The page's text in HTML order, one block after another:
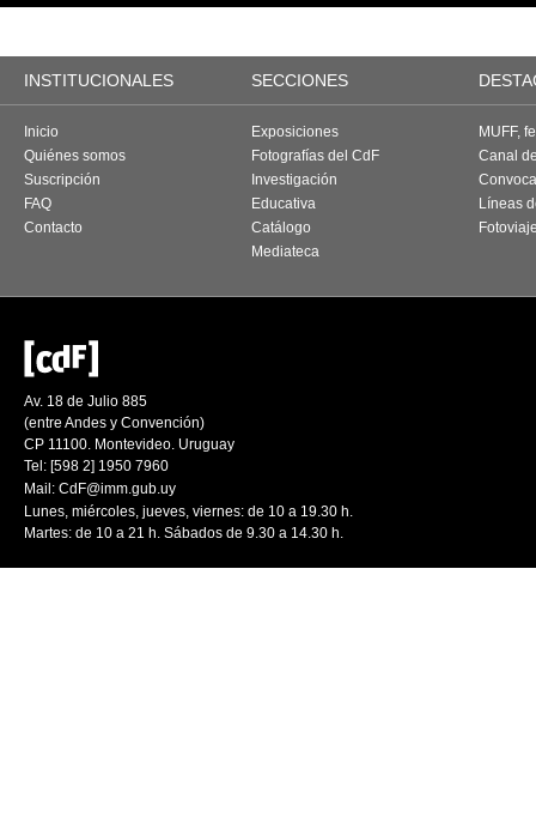
INSTITUCIONALES SECCIONES
Inicio
Quiénes somos
Suscripción
FAQ
Contacto
Exposiciones
Fotografías del CdF
Investigación
Educativa
Catálogo
Mediateca
MUFF,
Canal
Líneas
Av. 18 de Julio 885
(entre Andes y Convención)
CP 11100. Montevideo. Uruguay
Tel: [598 2] 1950 7960
Mail: CdF@imm.gub.uy
Lunes, miércoles, jueves, viernes: de 10 a 19.30 h.
Martes: de 10 a 21 h. Sábados de 9.30 a 14.30 h.